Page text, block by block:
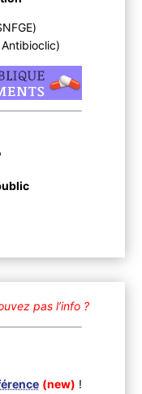
)
)
pas l’info ?
(new) !